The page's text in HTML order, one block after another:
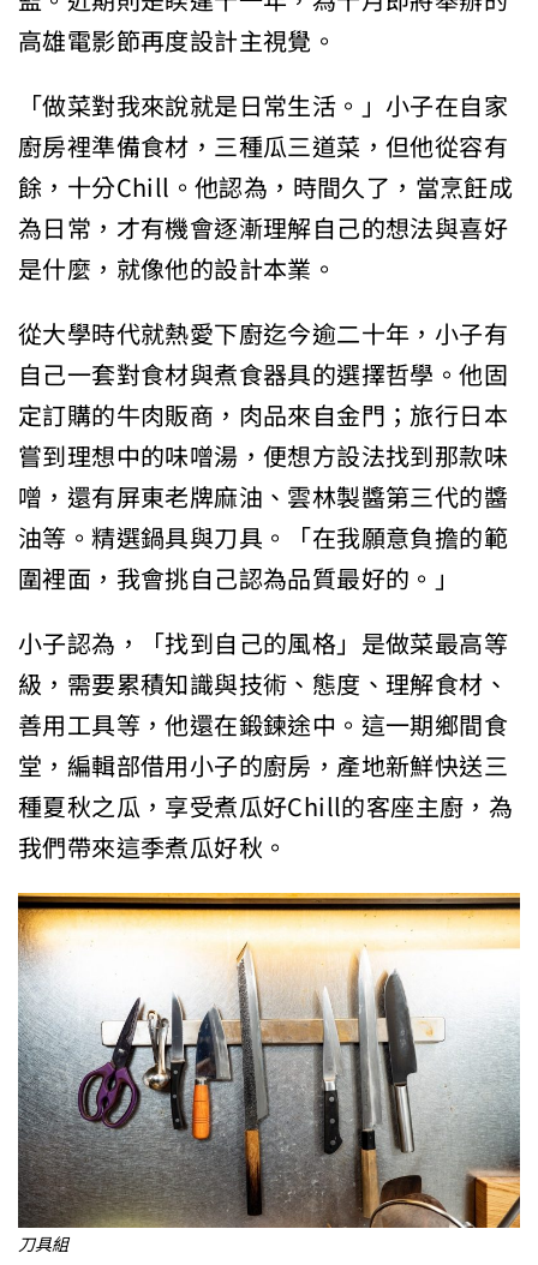
高雄電影節再度設計主視覺。
「做菜對我來說就是日常生活。」小子在自家
廚房裡準備食材，三種瓜三道菜，但他從容有
餘，十分Chill。他認為，時間久了，當烹飪成
為日常，才有機會逐漸理解自己的想法與喜好
是什麼，就像他的設計本業。
從大學時代就熱愛下廚迄今逾二十年，小子有
自己一套對食材與煮食器具的選擇哲學。他固
定訂購的牛肉販商，肉品來自金門；旅行日本
嘗到理想中的味噌湯，便想方設法找到那款味
噌，還有屏東老牌麻油、雲林製醬第三代的醬
油等。精選鍋具與刀具。「在我願意負擔的範
圍裡面，我會挑自己認為品質最好的。」
小子認為，「找到自己的風格」是做菜最高等
級，需要累積知識與技術、態度、理解食材、
善用工具等，他還在鍛鍊途中。這一期鄉間食
堂，編輯部借用小子的廚房，產地新鮮快送三
種夏秋之瓜，享受煮瓜好Chill的客座主廚，為
我們帶來這季煮瓜好秋。
刀具組